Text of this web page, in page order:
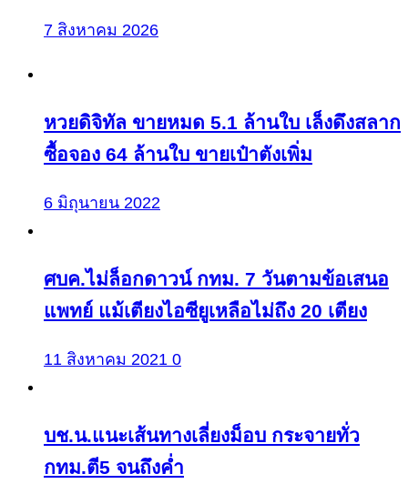
7 สิงหาคม 2026
หวยดิจิทัล ขายหมด 5.1 ล้านใบ เล็งดึงสลาก
ซื้อจอง 64 ล้านใบ ขายเป๋าตังเพิ่ม
6 มิถุนายน 2022
ศบค.ไม่ล็อกดาวน์ กทม. 7 วันตามข้อเสนอ
แพทย์ แม้เตียงไอซียูเหลือไม่ถึง 20 เตียง
11 สิงหาคม 2021 0
บช.น.แนะเส้นทางเลี่ยงม็อบ กระจายทั่ว
กทม.ตี5 จนถึงค่ำ